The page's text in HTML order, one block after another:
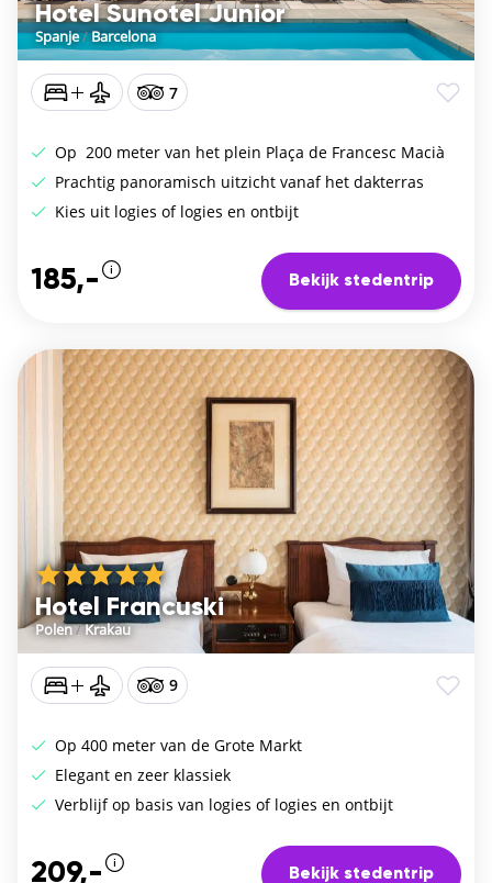
Hotel Sunotel Junior
Spanje/Barcelona
7
Op 200 meter van het plein Plaça de Francesc Macià
Prachtig panoramisch uitzicht vanaf het dakterras
Kies uit logies of logies en ontbijt
185,- Bekijk stedentrip
Hotel Francuski
Polen/Krakau
9
Op 400 meter van de Grote Markt
Elegant en zeer klassiek
Verblijf op basis van logies of logies en ontbijt
209,- Bekijk stedentrip